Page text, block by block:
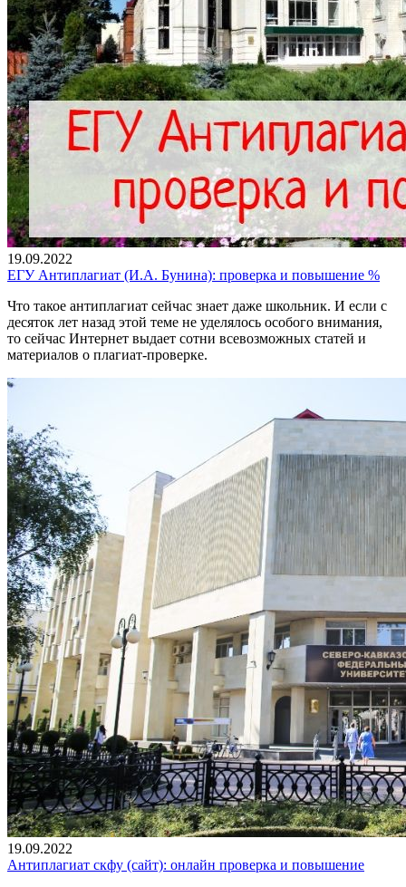
19.09.2022
ЕГУ Антиплагиат (И.А. Бунина): проверка и повышение %
Что такое антиплагиат сейчас знает даже школьник. И если с
десяток лет назад этой теме не уделялось особого внимания,
то сейчас Интернет выдает сотни всевозможных статей и
материалов о плагиат-проверке.
19.09.2022
Антиплагиат скфу (сайт): онлайн проверка и повышение